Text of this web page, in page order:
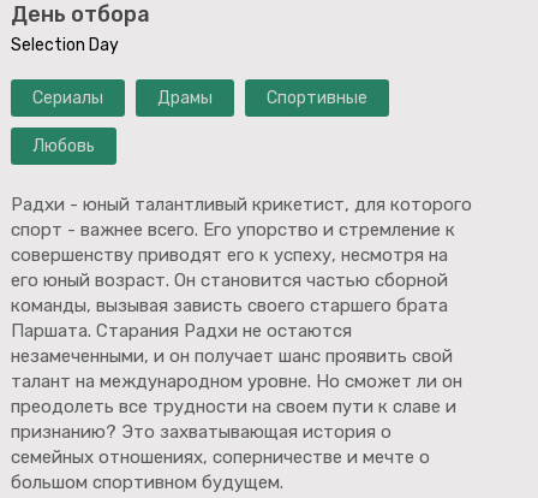
День отбора
Selection Day
Сериалы Драмы Спортивные
Любовь
Радхи - юный талантливый крикетист, для которого
спорт - важнее всего. Его упорство и стремление к
совершенству приводят его к успеху, несмотря на
его юный возраст. Он становится частью сборной
команды, вызывая зависть своего старшего брата
Паршата. Старания Радхи не остаются
незамеченными, и он получает шанс проявить свой
талант на международном уровне. Но сможет ли он
преодолеть все трудности на своем пути к славе и
признанию? Это захватывающая история о
семейных отношениях, соперничестве и мечте о
большом спортивном будущем.